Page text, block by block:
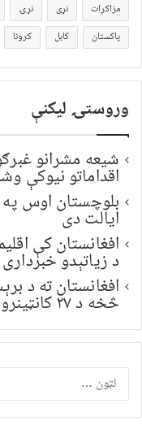
مزاکرات
نړی نړۍ
پاکستان
کابل کرونا
وروستۍ ليکنې
شیعه مشرانو
اقداماتو نیوکې
بلوچستان اوس
ایالت دی
د زیاتېدو
افغانستان ته د
څخه د ۲۷ کانټینرونو لېږد پیل شو